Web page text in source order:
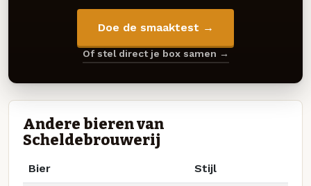
Doe de smaaktest →
Of stel direct je box samen →
Andere bieren van
Scheldebrouwerij
Bier Stijl